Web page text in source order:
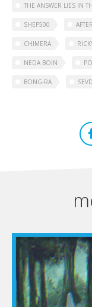
THE ANSWER LIES IN
SHEP500
CHIMERA
NEDA BOIN
BONG-RA